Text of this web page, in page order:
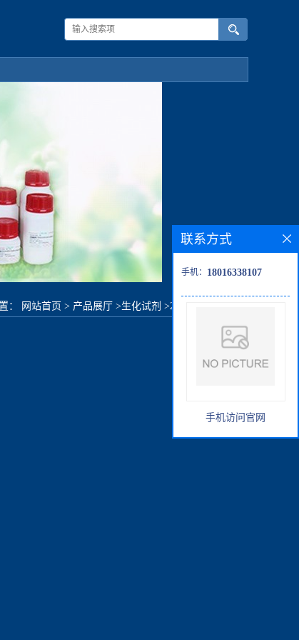
： 网站首页 > 产品展厅 >生化试剂 >2-氯-6-甲基苯胺
联系方式
手机： 18016338107
手机访问官网